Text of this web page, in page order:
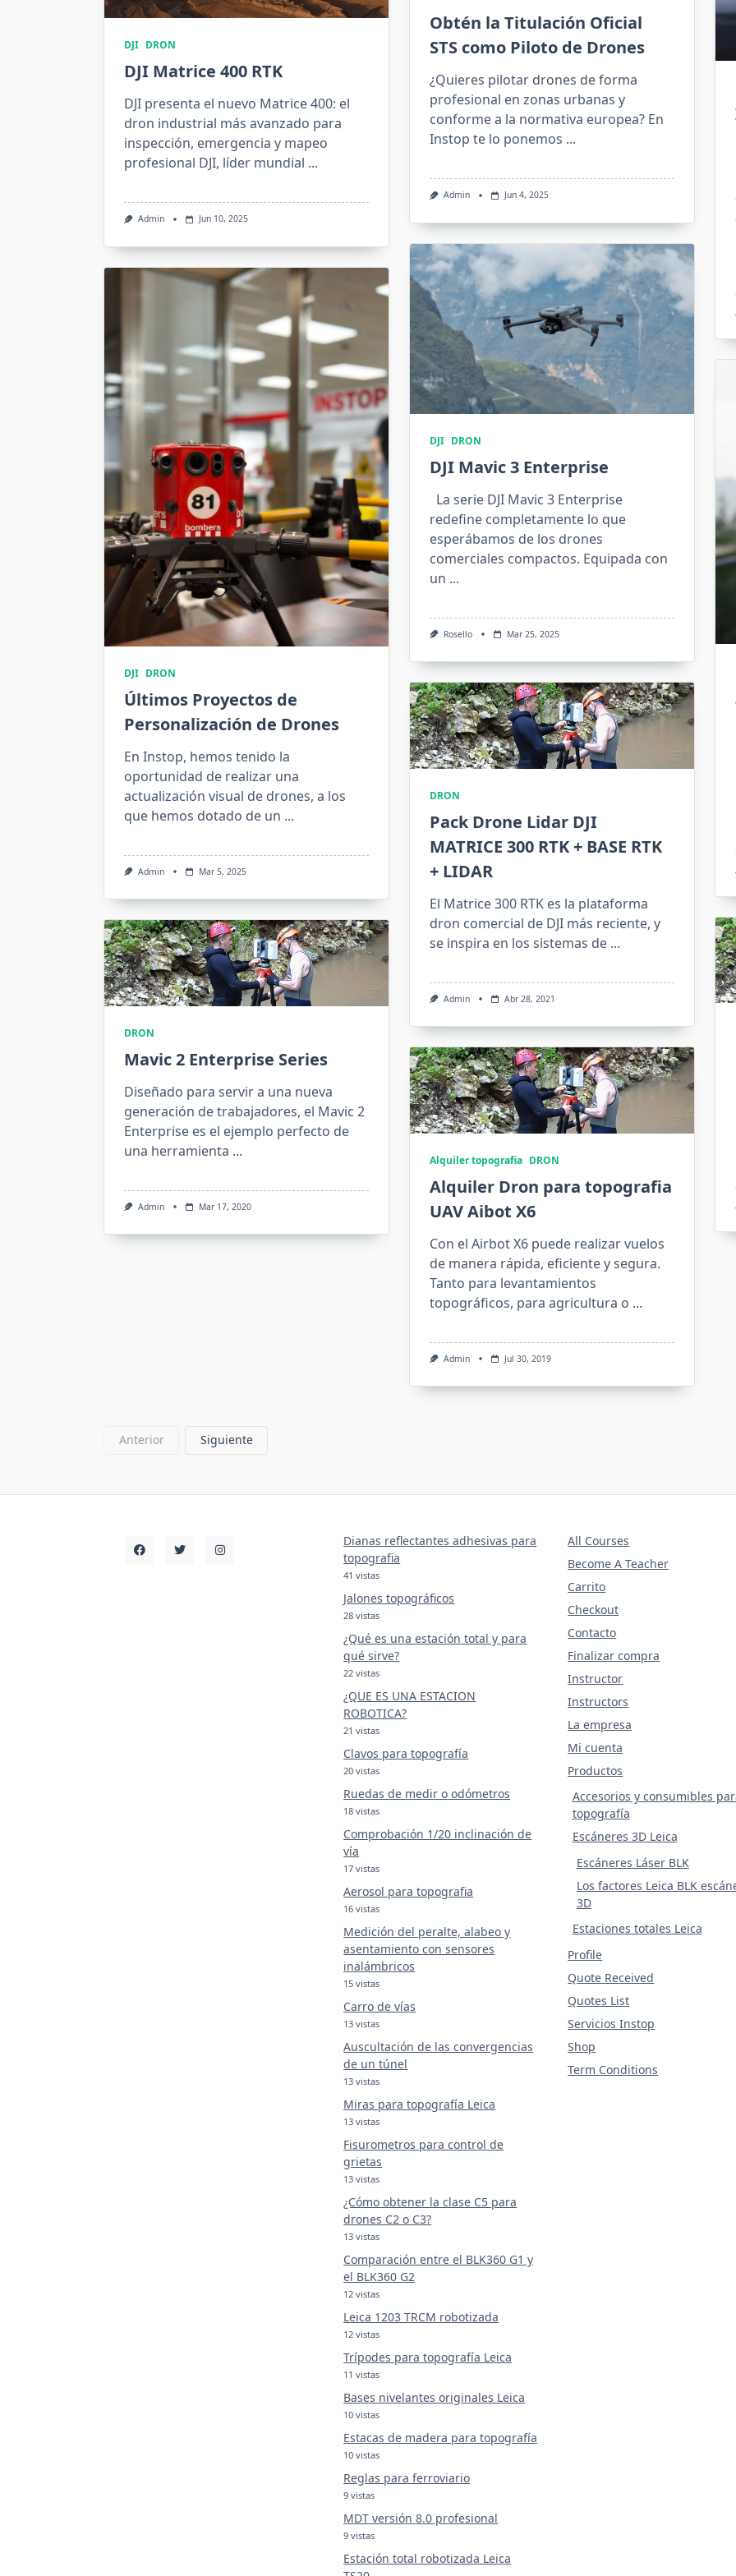
DJI DRON
DJI Matrice 400 RTK
DJI presenta el nuevo Matrice 400: el
dron industrial más avanzado para
inspección, emergencia y mapeo
profesional DJI, líder mundial ...
Admin Jun 10, 2025
Obtén la Titulación Oficial
STS como Piloto de Drones
¿Quieres pilotar drones de forma
profesional en zonas urbanas y
conforme a la normativa europea? En
Instop te lo ponemos ...
Admin Jun 4, 2025
DJI DRON
DJI Mavic 3 Enterprise
La serie DJI Mavic 3 Enterprise
redefine completamente lo que
esperábamos de los drones
comerciales compactos. Equipada con
un ...
Rosello Mar 25, 2025
DJI DRON
Últimos Proyectos de
Personalización de Drones
En Instop, hemos tenido la
oportunidad de realizar una
actualización visual de drones, a los
que hemos dotado de un ...
Admin Mar 5, 2025
DRON
Pack Drone Lidar DJI
MATRICE 300 RTK + BASE RTK
+ LIDAR
El Matrice 300 RTK es la plataforma
dron comercial de DJI más reciente, y
se inspira en los sistemas de ...
Admin Abr 28, 2021
DRON
Mavic 2 Enterprise Series
Diseñado para servir a una nueva
generación de trabajadores, el Mavic 2
Enterprise es el ejemplo perfecto de
una herramienta ...
Admin Mar 17, 2020
Alquiler topografia DRON
Alquiler Dron para topografia
UAV Aibot X6
Con el Airbot X6 puede realizar vuelos
de manera rápida, eficiente y segura.
Tanto para levantamientos
topográficos, para agricultura o ...
Admin Jul 30, 2019
Anterior Siguiente
Dianas reflectantes adhesivas para
topografia
41 vistas
Jalones topográficos
28 vistas
¿Qué es una estación total y para
qué sirve?
22 vistas
¿QUE ES UNA ESTACION
ROBOTICA?
21 vistas
Clavos para topografía
20 vistas
Ruedas de medir o odómetros
18 vistas
Comprobación 1/20 inclinación de
vía
17 vistas
Aerosol para topografia
16 vistas
Medición del peralte, alabeo y
asentamiento con sensores
inalámbricos
15 vistas
Carro de vías
13 vistas
Auscultación de las convergencias
de un túnel
13 vistas
Miras para topografía Leica
13 vistas
Fisurometros para control de
grietas
13 vistas
¿Cómo obtener la clase C5 para
drones C2 o C3?
13 vistas
Comparación entre el BLK360 G1 y
el BLK360 G2
12 vistas
Leica 1203 TRCM robotizada
12 vistas
Trípodes para topografía Leica
11 vistas
Bases nivelantes originales Leica
10 vistas
Estacas de madera para topografía
10 vistas
Reglas para ferroviario
9 vistas
MDT versión 8.0 profesional
9 vistas
Estación total robotizada Leica
All Courses
Become A Teacher
Carrito
Checkout
Contacto
Finalizar compra
Instructor
Instructors
La empresa
Mi cuenta
Productos
Accesorios y consumibles
topografía
Escáneres 3D Leica
Escáneres Láser BLK
Los factores Leica BLK
3D
Estaciones totales Leica
Profile
Quote Received
Quotes List
Servicios Instop
Shop
Term Conditions